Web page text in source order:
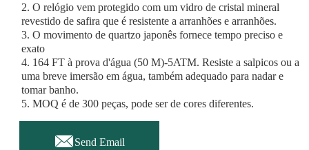
2. O relógio vem protegido com um vidro de cristal mineral
revestido de safira que é resistente a arranhões e arranhões.
3. O movimento de quartzo japonês fornece tempo preciso e
exato
4. 164 FT à prova d'água (50 M)-5ATM. Resiste a salpicos ou a
uma breve imersão em água, também adequado para nadar e
tomar banho.
5. MOQ é de 300 peças, pode ser de cores diferentes.
Send Email